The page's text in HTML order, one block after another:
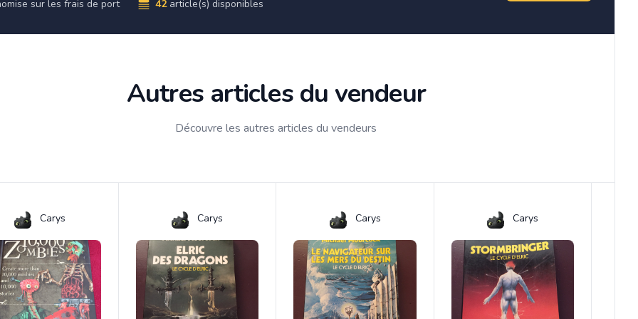
sur les frais de port 42 article(s) disponibles
Autres articles du vendeur
Découvre les autres articles du vendeurs
Carys Carys Carys Carys